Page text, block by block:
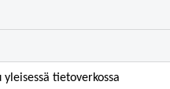
tietoverkossa